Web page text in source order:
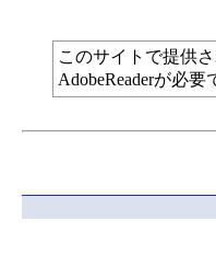
このサイトで提供
AdobeReaderが必